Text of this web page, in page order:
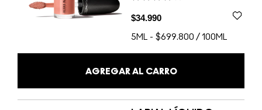
$34.990
5ML - $699.800 / 100ML
AGREGAR AL CARRO